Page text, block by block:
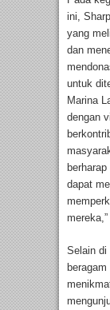
ini,
yang
dan
untuk
Marina
dengan
dapat
Selain di